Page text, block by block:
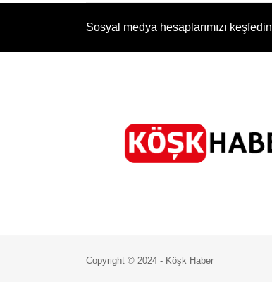
Sosyal medya hesaplarımızı keşfedin
Copyright © 2024 - Köşk Haber